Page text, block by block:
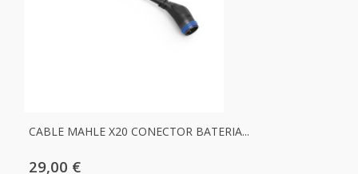
CABLE MAHLE X20 CONECTOR BATERIA...
29,00 €